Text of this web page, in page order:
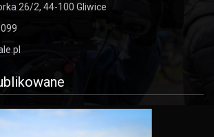
26/2, 44-100 Gliwice